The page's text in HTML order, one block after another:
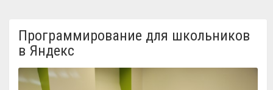
Программирование для школьников
в Яндекс